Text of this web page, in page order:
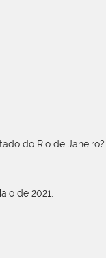
do Rio de Janeiro?
de 2021.